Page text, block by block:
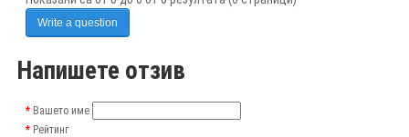
Write a question
Напишете отзив
Вашето име
Рейтинг